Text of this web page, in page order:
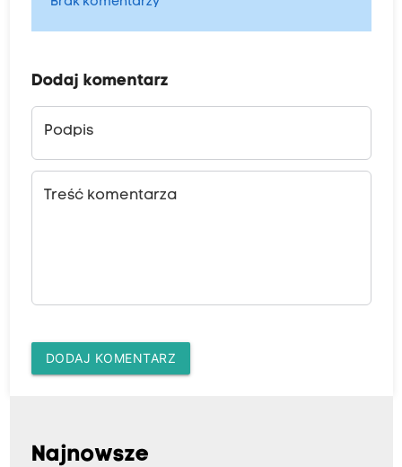
Dodaj komentarz
Podpis
Treść komentarza
DODAJ KOMENTARZ
Najnowsze